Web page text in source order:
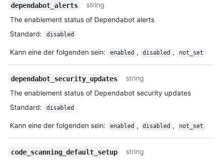
dependabot_alerts
string
The enablement status of Dependabot alerts
Standard: disabled
Kann eine der folgenden sein: enabled , disabled , not_set
dependabot_security_updates
string
The enablement status of Dependabot security updates
Standard: disabled
Kann eine der folgenden sein: enabled , disabled , not_set
code_scanning_default_setup
string